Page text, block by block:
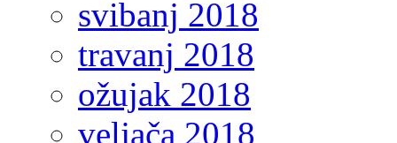
svibanj 2018
travanj 2018
ožujak 2018
veljača 2018